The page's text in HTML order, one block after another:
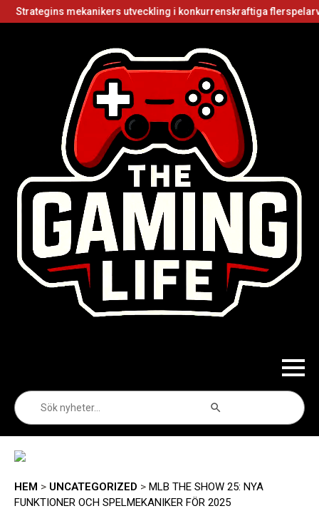
mekanikers utveckling i konkurrenskraftiga flerspelarvideospel
efter:
HEM > UNCATEGORIZED > MLB THE SHOW 25: NYA
FUNKTIONER OCH SPELMEKANIKER FÖR 2025